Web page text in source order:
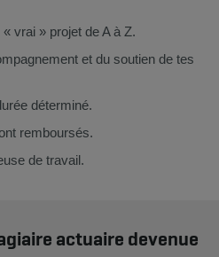
vrai » projet de A à Z.
et du soutien de tes
déterminé.
remboursés.
de travail.
actuaire devenue